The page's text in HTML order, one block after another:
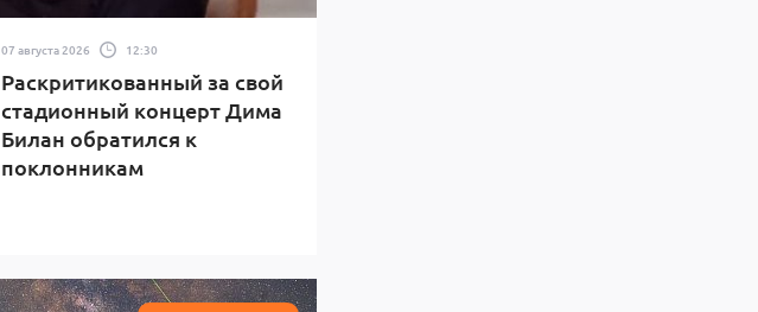
07 августа 2026 12:30
Раскритикованный за свой
стадионный концерт Дима
Билан обратился к
поклонникам